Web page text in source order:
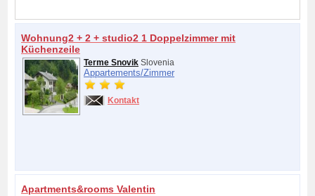
Wohnung2 + 2 + studio2 1 Doppelzimmer mit
Küchenzeile
Terme Snovik Slovenia
Appartements/Zimmer
Kontakt
Apartments&rooms Valentin